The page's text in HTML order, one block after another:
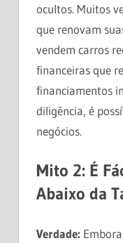
ocultos. Muitos
que renovam
vendem carros
financeiras que
financiamentos
diligência, é
negócios.
Mito 2: É
Abaixo da
Verdade: